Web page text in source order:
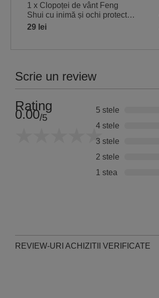
1 x Clopoței de vânt Feng
Shui cu inimă și ochi protector,
potriviți pentru casă, birou sau
29 lei
Scrie un review
Rating
0.00/5
5 stele
4 stele
3 stele
2 stele
1 stea
REVIEW-URI ACHIZITII VERIFICATE